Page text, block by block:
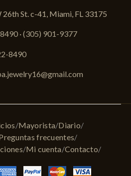
26th St. c-41, Miami, FL 33175
·(305) 901-9377
8490
Mayorista Diario
frecuentes
Mi cuenta Contacto